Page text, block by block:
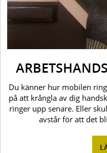
Du känner hur mobilen
på att krångla av dig
ringer upp senare. Eller
avstår för att det